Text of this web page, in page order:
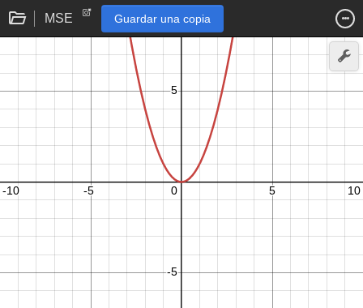
MSE Guardar una copia